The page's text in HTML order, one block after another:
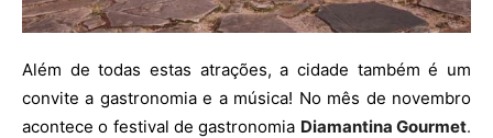
Além de todas estas atrações, a cidade também é um
convite a gastronomia e a música! No mês de novembro
acontece o festival de gastronomia Diamantina Gourmet.